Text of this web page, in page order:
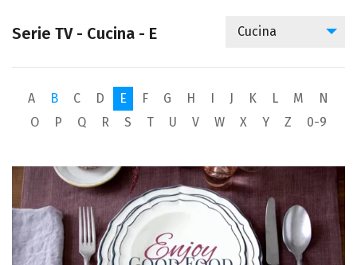
Serie TV - Cucina - E Cucina
A B C D E F G H J K L M
N
O
P Q R S T U V W X Y Z 0-9